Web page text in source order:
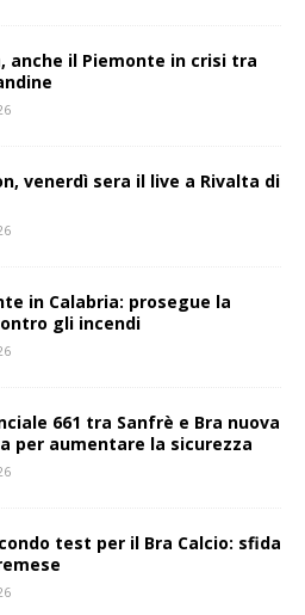
il Piemonte in crisi tra
venerdì sera il live a Rivalta di
in Calabria: prosegue la
gli incendi
661 tra Sanfrè e Bra nuova
per aumentare la sicurezza
test per il Bra Calcio: sfida